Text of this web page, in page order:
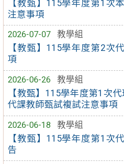
【教甄】115學年度第1次
注意事項
2026-07-07
教學組
【教甄】115學年度第2次
項
2026-06-26
教學組
【教甄】115學年度第1次
代課教師甄試複試注意事項
2026-06-18
教學組
【教甄】115學年度第1次
告